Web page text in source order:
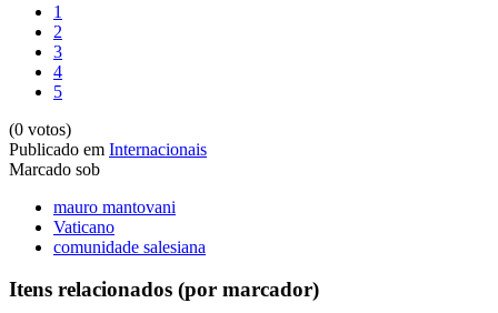
1
2
3
4
5
(0 votos)
Publicado em Internacionais
Marcado sob
mauro mantovani
Vaticano
comunidade salesiana
Itens relacionados (por marcador)